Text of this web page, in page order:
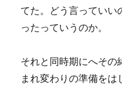
てた。どう言っていい
ったっていうのか。
それと同時期にへその
まれ変わりの準備をは